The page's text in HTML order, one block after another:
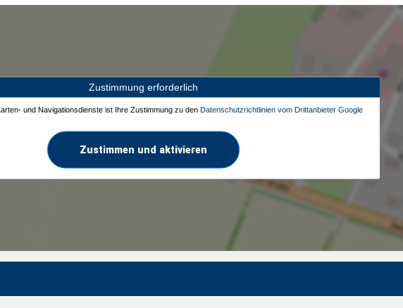
Zustimmung erforderlich
und Navigationsdienste ist Ihre Zustimmung zu den Datenschutzrichtlinien vom Drittanbieter Google
Zustimmen und aktivieren